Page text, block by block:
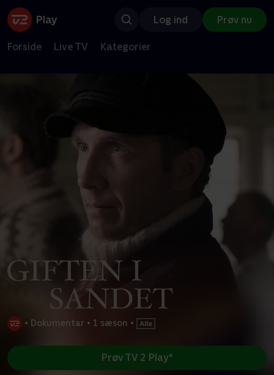
Log ind Prøv nu
Forside Live TV Kategorier
• Dokumentar • 1 sæson •
Prøv TV 2 Play*